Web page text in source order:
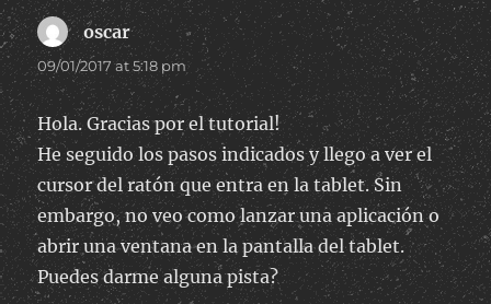
oscarsays:
09/01/2017 at 5:18 pm
Hola. Gracias por el tutorial!
He seguido los pasos indicados y llego a ver el
cursor del ratón que entra en la tablet. Sin
embargo, no veo como lanzar una aplicación o
abrir una ventana en la pantalla del tablet.
Puedes darme alguna pista?